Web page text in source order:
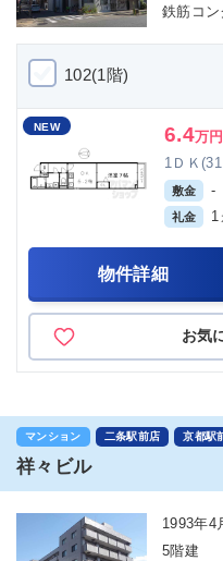
鉄筋コン
102(1階)
NEW 6.4万円
1ＤＫ
敷金 -
礼金 1
物件詳細
お気
マンション 二条駅前店 京都駅
祥々ビル
1993年4
5階建